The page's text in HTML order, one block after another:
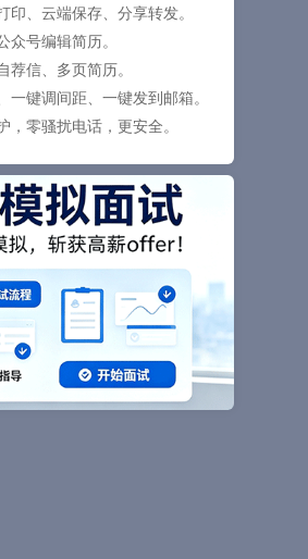
印、云端保存、分享转发。
号编辑简历。
信、多页简历。
一键调间距、一键发到邮箱。
，零骚扰电话，更安全。